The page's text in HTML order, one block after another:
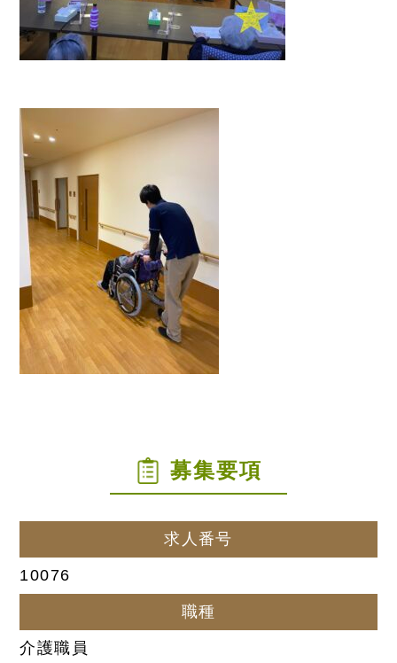
募集要項
求人番号
10076
職種
介護職員